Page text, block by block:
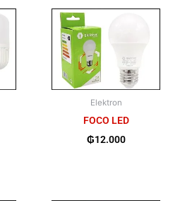
Elektron
FOCO LED
₲12.000